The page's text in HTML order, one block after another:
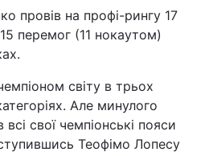
провів на профі-рингу 17
перемог (11 нокаутом)
світу в трьох
Але минулого
свої чемпіонські пояси
Теофімо Лопесу